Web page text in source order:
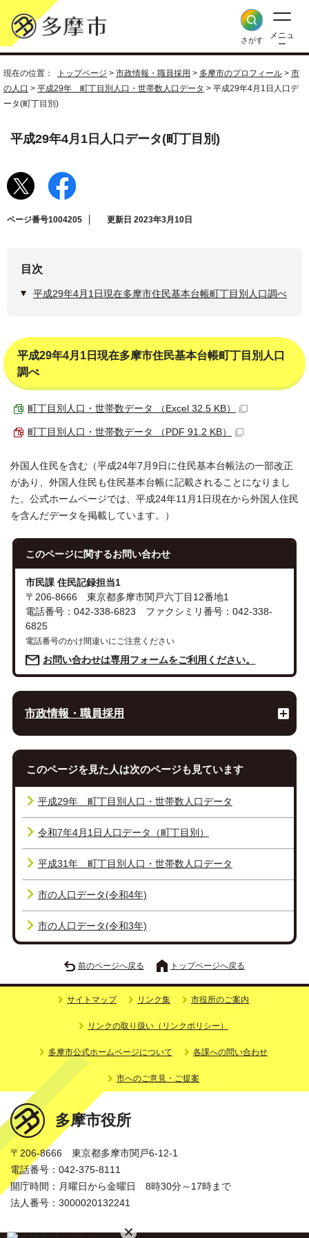
さがす
メニュ
ー
現在の位置： トップページ > 市政情報・職員採用 > 多摩市のプロフィール > 市
の人口 > 平成29年 町丁目別人口・世帯数人口データ > 平成29年4月1日人口デ
ータ(町丁目別)
平成29年4月1日人口データ(町丁目別)
ページ番号1004205 更新日 2023年3月10日
目次
平成29年4月1日現在多摩市住民基本台帳町丁目別人口調べ
平成29年4月1日現在多摩市住民基本台帳町丁目別人口
調べ
町丁目別人口・世帯数データ （Excel 32.5 KB）
町丁目別人口・世帯数データ （PDF 91.2 KB）
外国人住民を含む（平成24年7月9日に住民基本台帳法の一部改正
があり、外国人住民も住民基本台帳に記載されることになりまし
た。公式ホームページでは、平成24年11月1日現在から外国人住民
を含んだデータを掲載しています。）
このページに関するお問い合わせ
市民課 住民記録担当1
〒206-8666 東京都多摩市関戸六丁目12番地1
電話番号：042-338-6823 ファクシミリ番号：042-338-
6825
電話番号のかけ間違いにご注意ください
お問い合わせは専用フォームをご利用ください。
市政情報・職員採用
このページを見た人は次のページも見ています
平成29年 町丁目別人口・世帯数人口データ
令和7年4月1日人口データ（町丁目別）
平成31年 町丁目別人口・世帯数人口データ
市の人口データ(令和4年)
市の人口データ(令和3年)
前のページへ戻る トップページへ戻る
サイトマップ リンク集 市役所のご案内
リンクの取り扱い（リンクポリシー）
多摩市公式ホームページについて 各課への問い合わせ
市へのご意見・ご提案
多摩市役所
〒206-8666 東京都多摩市関戸6-12-1
電話番号：042-375-8111
開庁時間：月曜日から金曜日 8時30分～17時まで
法人番号：3000020132241